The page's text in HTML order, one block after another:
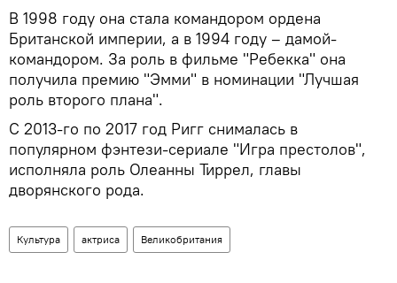
В 1998 году она стала командором ордена
Британской империи, а в 1994 году – дамой-
командором. За роль в фильме "Ребекка" она
получила премию "Эмми" в номинации "Лучшая
роль второго плана".
С 2013-го по 2017 год Ригг снималась в
популярном фэнтези-сериале "Игра престолов",
исполняла роль Олеанны Тиррел, главы
дворянского рода.
Культура актриса Великобритания